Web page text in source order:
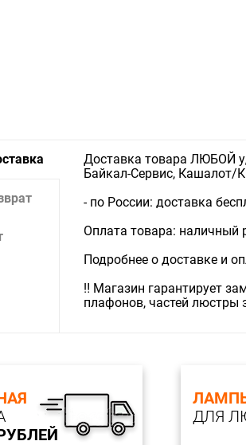
Доставка товара ЛЮБОЙ
Байкал-Сервис, Кашалот/
- по России: доставка
Оплата товара: наличный
Подробнее о доставке и
‼️ Магазин гарантирует
плафонов, частей люстры
ДЛЯ